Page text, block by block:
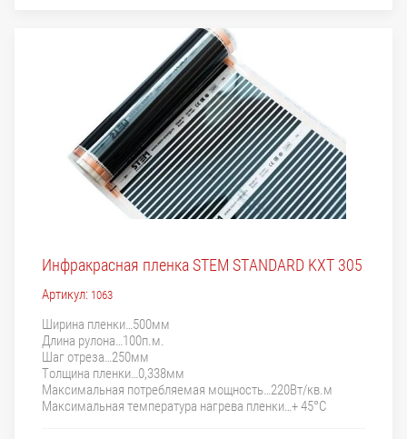
Инфракрасная пленка STEM STANDARD KXT 305
Артикул: 1063
Ширина пленки…500мм
Длина рулона…100п.м.
Шаг отреза…250мм
Толщина пленки…0,338мм
Максимальная потребляемая мощность…220Вт/кв.м
Максимальная температура нагрева пленки…+ 45°С